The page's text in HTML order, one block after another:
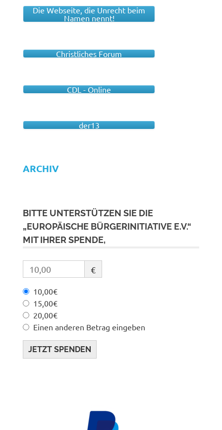
Die Webseite, die Unrecht beim
Namen nennt!
Christliches Forum
CDL - Online
der13
ARCHIV
BITTE UNTERSTÜTZEN SIE DIE
„EUROPÄISCHE BÜRGERINITIATIVE E.V.“
MIT IHRER SPENDE,
€
10,00€
15,00€
20,00€
Einen anderen Betrag eingeben
JETZT SPENDEN